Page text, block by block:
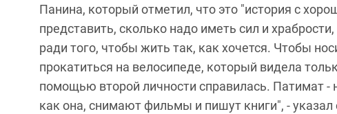
Панина, который отметил, что это "история с
представить, сколько надо иметь сил и
ради того, чтобы жить так, как хочется. Чтобы
прокатиться на велосипеде, который видела
помощью второй личности справилась. Патимат -
как она, снимают фильмы и пишут книги", - указал